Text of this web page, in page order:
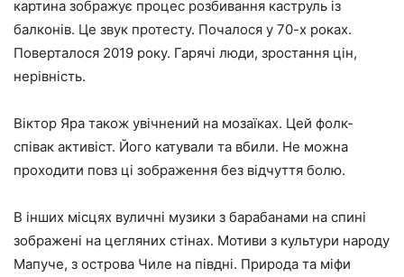
картина зображує процес розбивання каструль із
балконів. Це звук протесту. Почалося у 70-х роках.
Поверталося 2019 року. Гарячі люди, зростання цін,
нерівність.
Віктор Яра також увічнений на мозаїках. Цей фолк-
співак активіст. Його катували та вбили. Не можна
проходити повз ці зображення без відчуття болю.
В інших місцях вуличні музики з барабанами на спині
зображені на цегляних стінах. Мотиви з культури народу
Мапуче, з острова Чиле на півдні. Природа та міфи